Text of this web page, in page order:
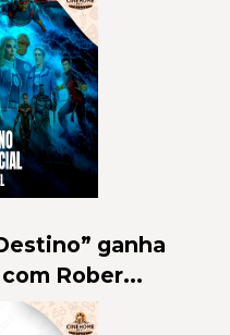
ganha
Rober...